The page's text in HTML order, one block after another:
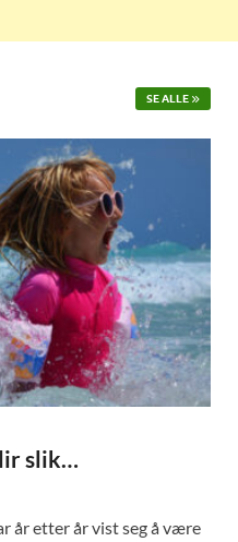
SE ALLE
slik…
år etter år vist seg å være